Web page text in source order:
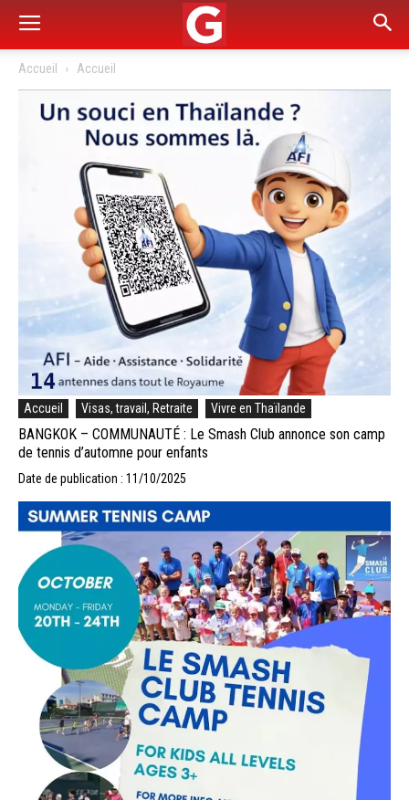
Accueil Accueil
Accueil Visas, travail, Retraite Vivre en Thaïlande
BANGKOK – COMMUNAUTÉ : Le Smash Club annonce son camp
de tennis d’automne pour enfants
Date de publication : 11/10/2025